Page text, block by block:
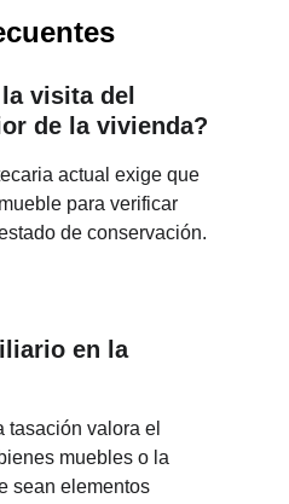
visita del
de la vivienda?
actual exige que
para verificar
de conservación.
en la
tasación valora el
muebles o la
sean elementos